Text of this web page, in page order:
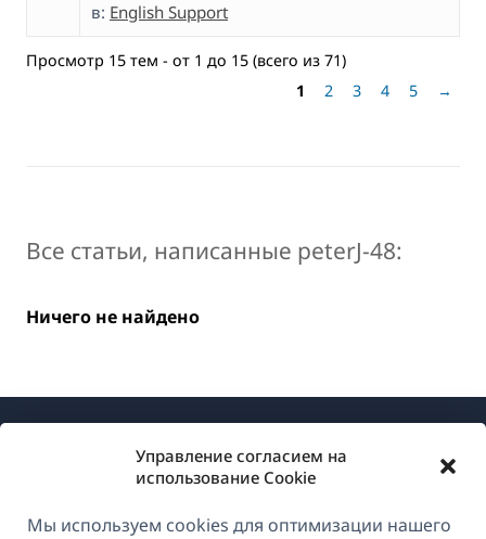
Управление согласием на
использование Cookie
Мы используем cookies для оптимизации нашего
в: English Support
Просмотр 15 тем - от 1 до 15 (всего из 71)
1
2 3 4 5 →
Все статьи, написанные peterJ-48:
Ничего не найдено